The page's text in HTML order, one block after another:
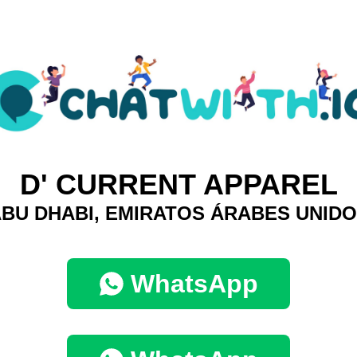
D' CURRENT APPAREL
DHABI, EMIRATOS ÁRABES
WhatsApp